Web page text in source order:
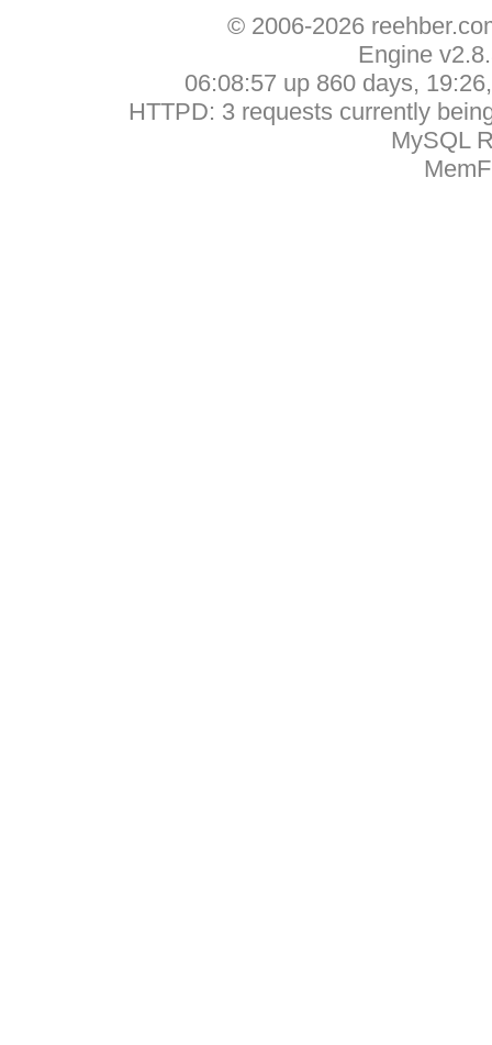
© 2006-2026
Engine
06:08:57 up 860 days,
HTTPD: 3 requests currently
MySQL